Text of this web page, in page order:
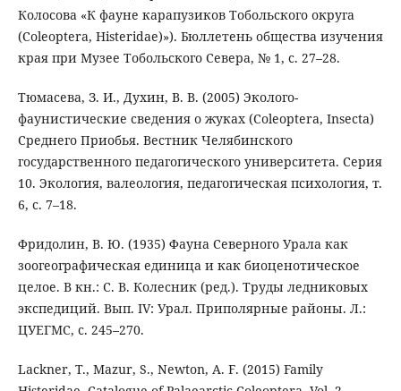
Колосова «К фауне карапузиков Тобольского округа
(Coleoptera, Histeridae)»). Бюллетень общества изучения
края при Музее Тобольского Севера, № 1, с. 27–28.
Тюмасева, З. И., Духин, В. В. (2005) Эколого-
фаунистические сведения о жуках (Coleoptera, Insecta)
Среднего Приобья. Вестник Челябинского
государственного педагогического университета. Серия
10. Экология, валеология, педагогическая психология, т.
6, с. 7–18.
Фридолин, В. Ю. (1935) Фауна Северного Урала как
зоогеографическая единица и как биоценотическое
целое. В кн.: С. В. Колесник (ред.). Труды ледниковых
экспедиций. Вып. IV: Урал. Приполярные районы. Л.:
ЦУЕГМС, с. 245–270.
Lackner, T., Mazur, S., Newton, A. F. (2015) Family